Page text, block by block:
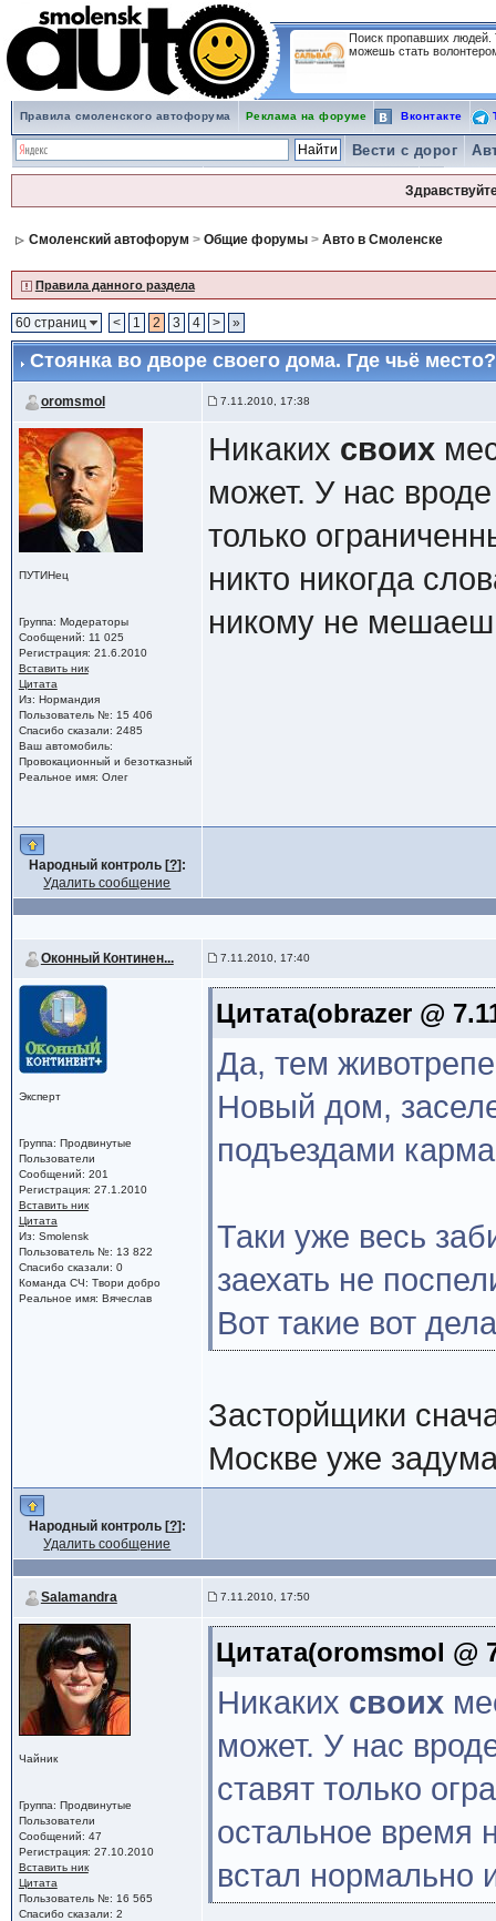
Поиск пропавших людей.
можешь стать
Правила смоленского автофорума Реклама на форуме Вконтакте
Вести с дорог
Автопутешествия и отдых
Смоленский автофорум > Общие форумы> Авто в Смоленске
Правила данного раздела
60 страниц < 1 2 3 4 > »
Стоянка во дворе своего дома. Где чьё
oromsmol 7.11.2010, 17:38
ПУТИНец
Группа: Модераторы
Сообщений: 11 025
Регистрация: 21.6.2010
Вставить ник
Цитата
Из: Нормандия
Пользователь №: 15 406
Спасибо сказали: 2485
Ваш автомобиль:
Провокационный и безотказный
Реальное имя: Олег
Никаких своих
может. У нас
только
никто никогда
никому не
Народный контроль [?]:
Удалить сообщение
Оконный Континен... 7.11.2010, 17:40
Эксперт
Группа: Продвинутые
Пользователи
Сообщений: 201
Регистрация: 27.1.2010
Вставить ник
Цитата
Из: Smolensk
Пользователь №: 13 822
Спасибо сказали: 0
Команда СЧ: Твори добро
Реальное имя: Вячеслав
Цитата(obrazer @
Да, тем
Новый дом,
подъездами
Таки уже весь
заехать не
Вот такие вот
Засторйщики
Москве уже
Народный контроль [?]:
Удалить сообщение
Salamandra 7.11.2010, 17:50
Чайник
Группа: Продвинутые
Пользователи
Сообщений: 47
Регистрация: 27.10.2010
Вставить ник
Цитата
Пользователь №: 16 565
Спасибо сказали: 2
Цитата(oromsmol @
Никаких своих
может. У нас
ставят только
остальное время
встал нормально